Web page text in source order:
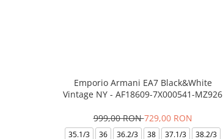
Emporio Armani EA7 Black&White
Vintage NY - AF18609-7X000541-MZ926
999,00 RON729,00 RON
35.1/3 36 36.2/3 38 37.1/3
38.2/3